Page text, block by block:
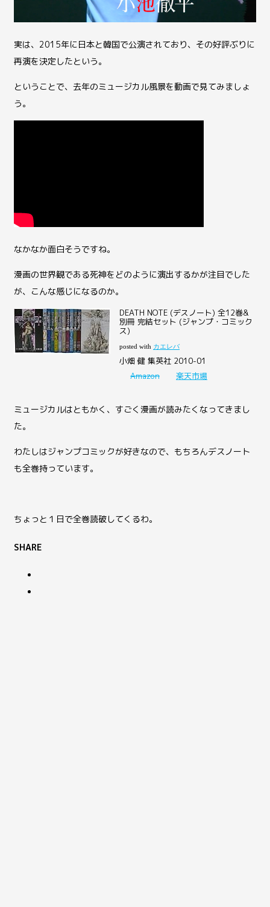
実は、2015年に日本と韓国で公演されており、その好評ぶりに
再演を決定したという。
ということで、去年のミュージカル風景を動画で見てみましょ
う。
なかなか面白そうですね。
漫画の世界観である死神をどのように演出するかが注目でした
が、こんな感じになるのか。
DEATH NOTE (デスノート) 全12巻&
別冊 完結セット (ジャンプ・コミック
ス)
posted with カエレバ
小畑 健 集英社 2010-01
Amazon
楽天市場
ミュージカルはともかく、すごく漫画が読みたくなってきまし
た。
わたしはジャンプコミックが好きなので、もちろんデスノート
も全巻持っています。
ちょっと１日で全巻読破してくるわ。
SHARE